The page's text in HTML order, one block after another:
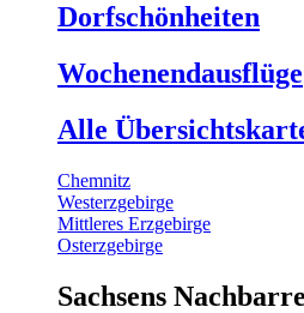
Dorfschönheiten
Wochenendausflüge
Alle
Chemnitz
Westerzgebirge
Mittleres Erzgebirge
Osterzgebirge
Sachsens